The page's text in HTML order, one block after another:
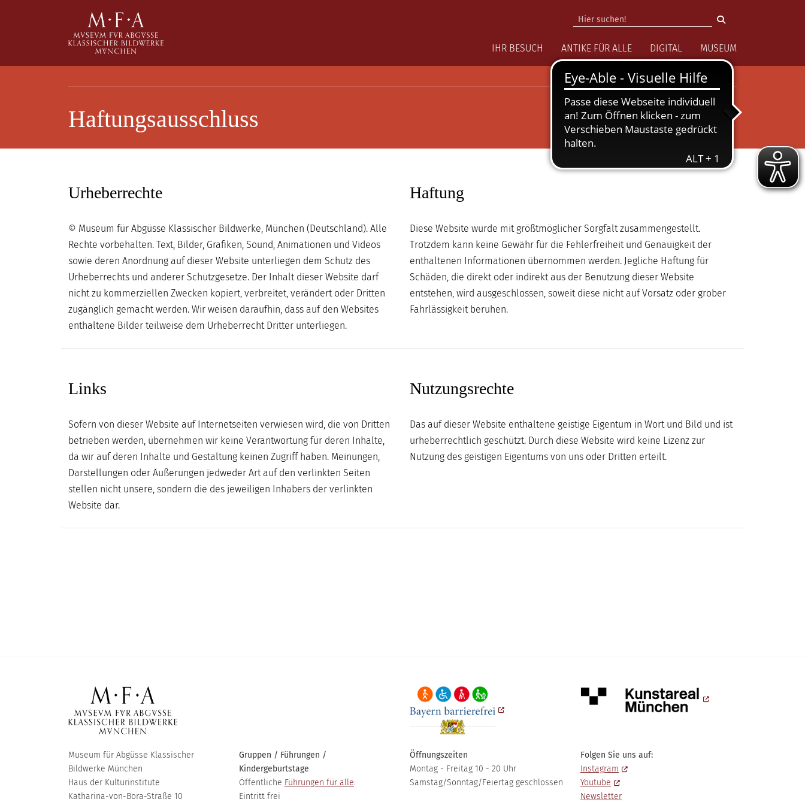
SUCHE
Main navigation
IHR BESUCH ANTIKE FÜR ALLE DIGITAL MUSEUM
Haftungsausschluss
Urheberrechte
© Museum für Abgüsse Klassischer Bildwerke, München (Deutschland). Alle
Rechte vorbehalten. Text, Bilder, Grafiken, Sound, Animationen und Videos
sowie deren Anordnung auf dieser Website unterliegen dem Schutz des
Urheberrechts und anderer Schutzgesetze. Der Inhalt dieser Website darf
nicht zu kommerziellen Zwecken kopiert, verbreitet, verändert oder Dritten
zugänglich gemacht werden. Wir weisen daraufhin, dass auf den Websites
enthaltene Bilder teilweise dem Urheberrecht Dritter unterliegen.
Haftung
Diese Website wurde mit größtmöglicher Sorgfalt zusammengestellt.
Trotzdem kann keine Gewähr für die Fehlerfreiheit und Genauigkeit der
enthaltenen Informationen übernommen werden. Jegliche Haftung für
Schäden, die direkt oder indirekt aus der Benutzung dieser Website
entstehen, wird ausgeschlossen, soweit diese nicht auf Vorsatz oder grober
Fahrlässigkeit beruhen.
Links
Sofern von dieser Website auf Internetseiten verwiesen wird, die von Dritten
betrieben werden, übernehmen wir keine Verantwortung für deren Inhalte,
da wir auf deren Inhalte und Gestaltung keinen Zugriff haben. Meinungen,
Darstellungen oder Äußerungen jedweder Art auf den verlinkten Seiten
stellen nicht unsere, sondern die des jeweiligen Inhabers der verlinkten
Website dar.
Nutzungsrechte
Das auf dieser Website enthaltene geistige Eigentum in Wort und Bild und ist
urheberrechtlich geschützt. Durch diese Website wird keine Lizenz zur
Nutzung des geistigen Eigentums von uns oder Dritten erteilt.
Museum für Abgüsse Klassischer
Bildwerke München
Haus der Kulturinstitute
Katharina-von-Bora-Straße 10
Gruppen / Führungen /
Kindergeburtstage
Öffentliche Führungen für alle:
Eintritt frei
Öffnungszeiten
Montag - Freitag 10 - 20 Uhr
Samstag/Sonntag/Feiertag geschlossen
Folgen Sie uns auf:
Instagram
Youtube
Newsletter